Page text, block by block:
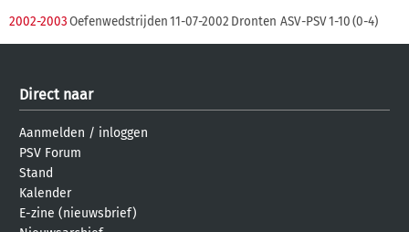
2002-2003Oefenwedstrijden11-07-2002 Dronten ASV-PSV1-10(0-4)
Direct naar
Aanmelden / inloggen
PSV Forum
Stand
Kalender
E-zine (nieuwsbrief)